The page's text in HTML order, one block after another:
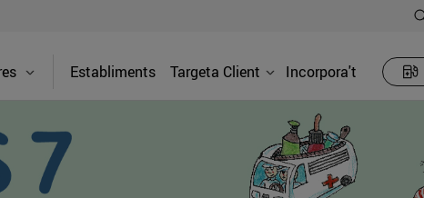
Establiments Targeta Client Incorpora't